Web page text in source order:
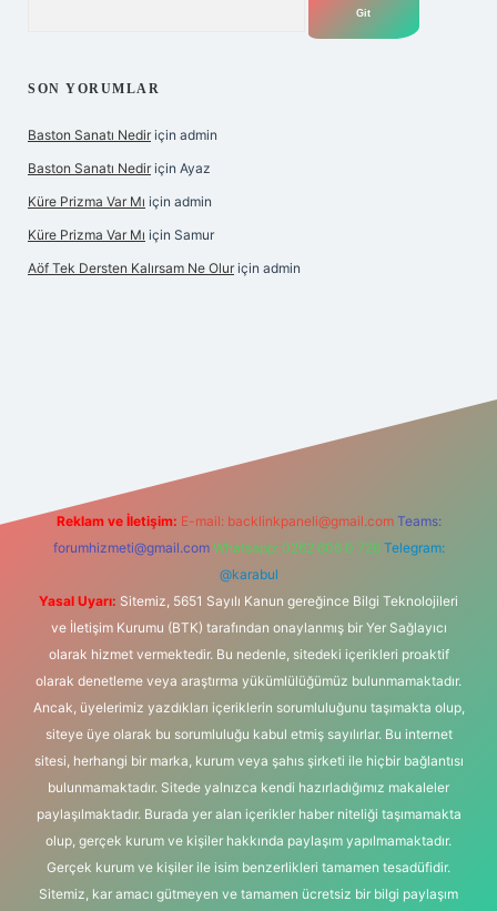
SON YORUMLAR
Baston Sanatı Nedir için admin
Baston Sanatı Nedir için Ayaz
Küre Prizma Var Mı için admin
Küre Prizma Var Mı için Samur
Aöf Tek Dersten Kalırsam Ne Olur için admin
Reklam ve İletişim: E-mail: backlinkpaneli@gmail.com Teams:
forumhizmeti@gmail.com Whatsapp: 0262 606 0 726 Telegram:
@karabul
Yasal Uyarı: Sitemiz, 5651 Sayılı Kanun gereğince Bilgi Teknolojileri
ve İletişim Kurumu (BTK) tarafından onaylanmış bir Yer Sağlayıcı
olarak hizmet vermektedir. Bu nedenle, sitedeki içerikleri proaktif
olarak denetleme veya araştırma yükümlülüğümüz bulunmamaktadır.
Ancak, üyelerimiz yazdıkları içeriklerin sorumluluğunu taşımakta olup,
siteye üye olarak bu sorumluluğu kabul etmiş sayılırlar. Bu internet
sitesi, herhangi bir marka, kurum veya şahıs şirketi ile hiçbir bağlantısı
bulunmamaktadır. Sitede yalnızca kendi hazırladığımız makaleler
paylaşılmaktadır. Burada yer alan içerikler haber niteliği taşımamakta
olup, gerçek kurum ve kişiler hakkında paylaşım yapılmamaktadır.
Gerçek kurum ve kişiler ile isim benzerlikleri tamamen tesadüfidir.
Sitemiz, kar amacı gütmeyen ve tamamen ücretsiz bir bilgi paylaşım